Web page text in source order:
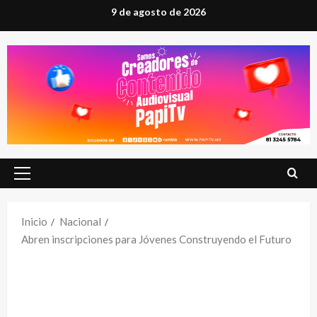
al
contenido
9 de agosto de 2026
Menú
Inicio
Nacional
Abren inscripciones para Jóvenes Construyendo el Futuro